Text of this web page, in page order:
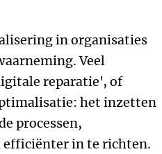
in organisaties
Veel
reparatie', of
het inzetten
processen,
efficiënter in te richten.